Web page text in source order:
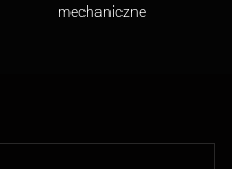
mechaniczne